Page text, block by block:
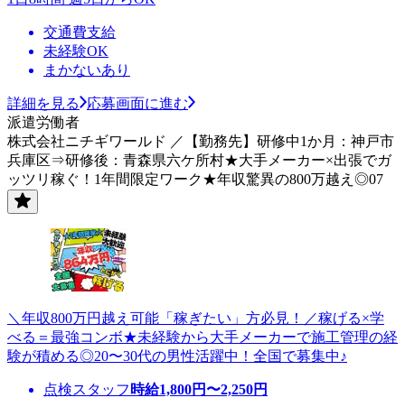
交通費支給
未経験OK
まかないあり
詳細を見る
応募画面に進む
派遣労働者
株式会社ニチギワールド ／【勤務先】研修中1か月：神戸市
兵庫区⇒研修後：青森県六ケ所村★大手メーカー×出張でガ
ッツリ稼ぐ！1年間限定ワーク★年収驚異の800万越え◎07
＼年収800万円越え可能「稼ぎたい」方必見！／稼げる×学
べる＝最強コンボ★未経験から大手メーカーで施工管理の経
験が積める◎20〜30代の男性活躍中！全国で募集中♪
点検スタッフ 時給1,800円〜2,250円